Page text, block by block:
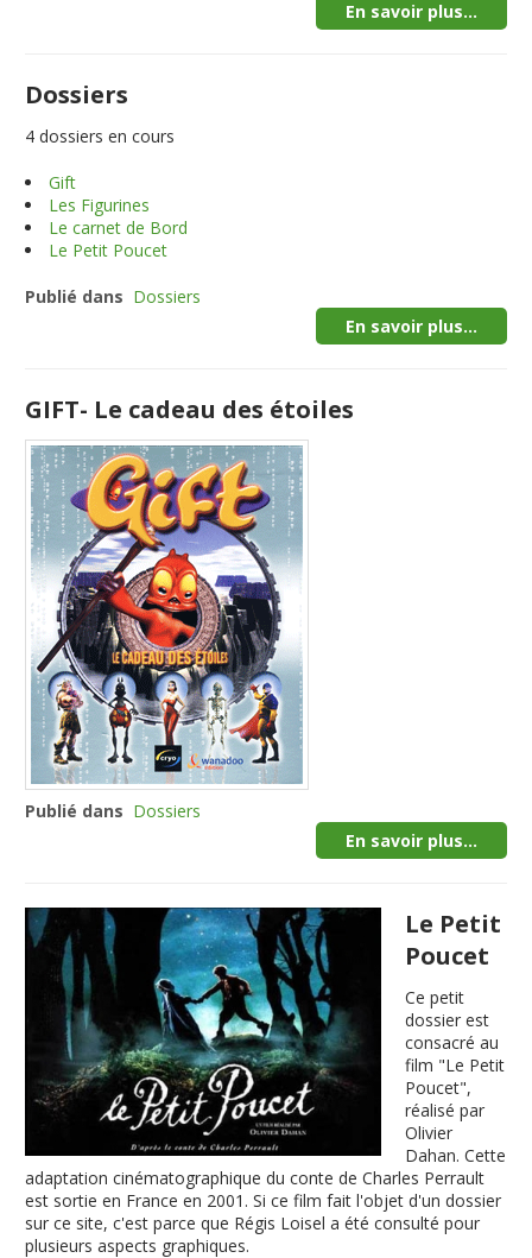
En savoir plus...
Dossiers
4 dossiers en cours
Gift
Les Figurines
Le carnet de Bord
Le Petit Poucet
Publié dans Dossiers
En savoir plus...
GIFT- Le cadeau des étoiles
Publié dans Dossiers
En savoir plus...
Le Petit
Poucet
Ce petit
dossier est
consacré au
film "Le Petit
Poucet",
réalisé par
Olivier
Dahan. Cette
adaptation cinématographique du conte de Charles Perrault
est sortie en France en 2001. Si ce film fait l'objet d'un dossier
sur ce site, c'est parce que Régis Loisel a été consulté pour
plusieurs aspects graphiques.